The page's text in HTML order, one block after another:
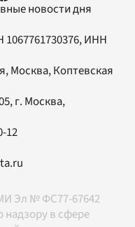
новости дня
1067761730376, ИНН
Москва, Коптевская
, г. Москва,
12
Эл № ФС77-67642
в сфере